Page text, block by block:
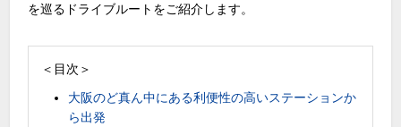
を巡るドライブルートをご紹介します。
＜目次＞
大阪のど真ん中にある利便性の高いステーションか
ら出発